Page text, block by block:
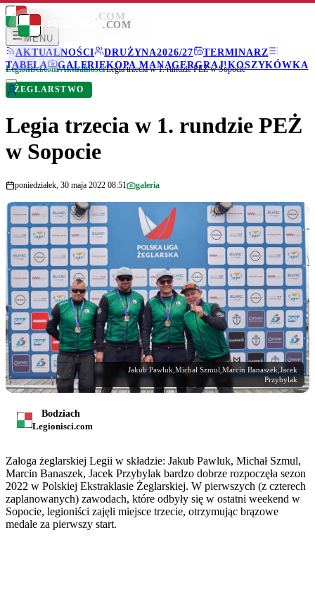
LEGIONISCI .COM
MENU
AKTUALNOŚCI
DRUŻYNA2026/27
TERMINARZ
TABELA
GALERIEKOPA MANAGERGRAJ!KOSZYKÓWKA
LEGIONISCI .COM
Legionisci.com/Aktualności/Legia trzecia w 1. rundzie PEŻ w Sopocie
ŻEGLARSTWO
Legia trzecia w 1. rundzie PEŻ
w Sopocie
poniedziałek, 30 maja 2022 08:51 galeria
Jakub Pawluk,Michał Szmul,Marcin Banaszek,Jacek
Przybylak
Bodziach
Legionisci.com
Załoga żeglarskiej Legii w składzie: Jakub Pawluk, Michał Szmul,
Marcin Banaszek, Jacek Przybylak bardzo dobrze rozpoczęła sezon
2022 w Polskiej Ekstraklasie Żeglarskiej. W pierwszych (z czterech
zaplanowanych) zawodach, które odbyły się w ostatni weekend w
Sopocie, legioniści zajęli miejsce trzecie, otrzymując brązowe
medale za pierwszy start.